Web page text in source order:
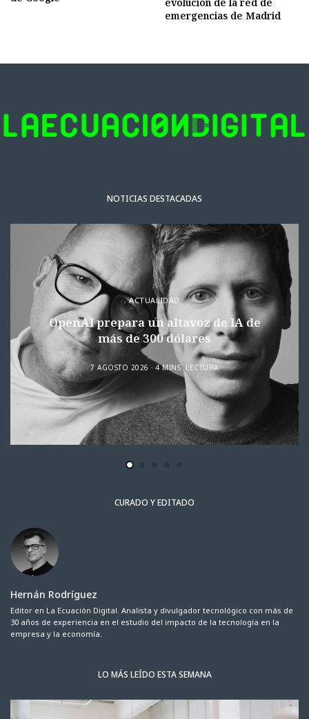
emergencias de Madrid
NOTICIAS DESTACADAS
ACTUALIDAD
OpenAI prepara un altavoz de IA de
más de 300 dólares
7 AGOSTO 2026 4 MINS. LECTURA
CURADO Y EDITADO
Hernán Rodríguez
Editor en La Ecuación Digital. Analista y divulgador tecnológico con más de
30 años de experiencia en el estudio del impacto de la tecnología en la
empresa y la economía.
LO MÁS LEÍDO ESTA SEMANA